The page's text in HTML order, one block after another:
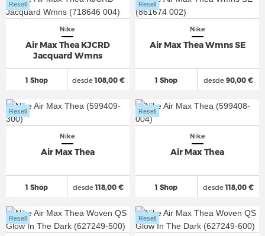
Nike
Air Max Thea KJCRD
Jacquard Wmns
1 Shop
Resell
desde108,00 €
Nike
Air Max Thea Wmns SE
1 Shop
Resell
desde90,00 €
Nike
Air Max Thea
1 Shop
Resell
desde118,00 €
Nike
Air Max Thea
1 Shop
Resell
desde118,00 €
Resell Resell